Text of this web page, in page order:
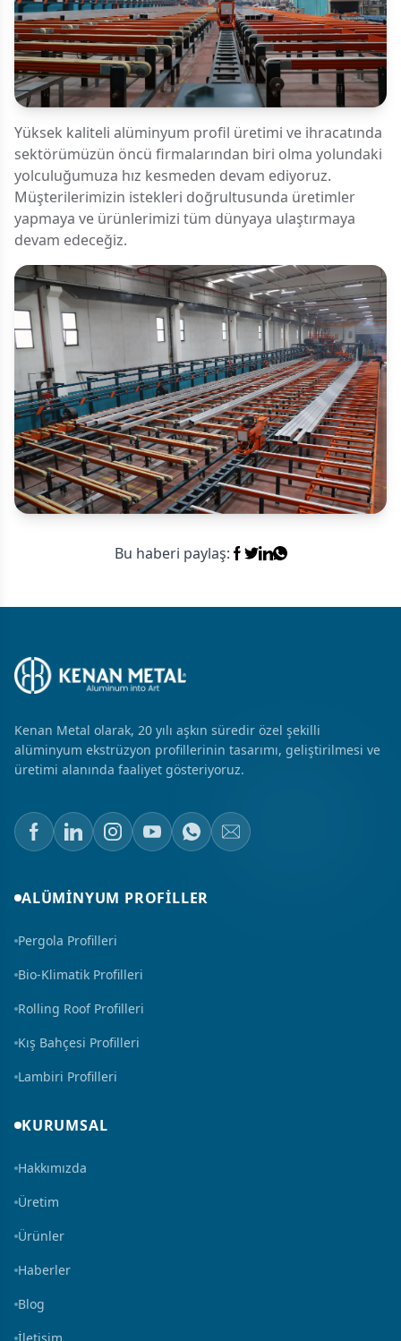
Yüksek kaliteli alüminyum profil üretimi ve ihracatında
sektörümüzün öncü firmalarından biri olma yolundaki
yolculuğumuza hız kesmeden devam ediyoruz.
Müşterilerimizin istekleri doğrultusunda üretimler
yapmaya ve ürünlerimizi tüm dünyaya ulaştırmaya
devam edeceğiz.
Bu haberi paylaş:
Kenan Metal olarak, 20 yılı aşkın süredir özel şekilli
alüminyum ekstrüzyon profillerinin tasarımı, geliştirilmesi ve
üretimi alanında faaliyet gösteriyoruz.
ALÜMINYUM PROFILLER
Pergola Profilleri
Bio-Klimatik Profilleri
Rolling Roof Profilleri
Kış Bahçesi Profilleri
Lambiri Profilleri
KURUMSAL
Hakkımızda
Üretim
Ürünler
Haberler
Blog
İletişim